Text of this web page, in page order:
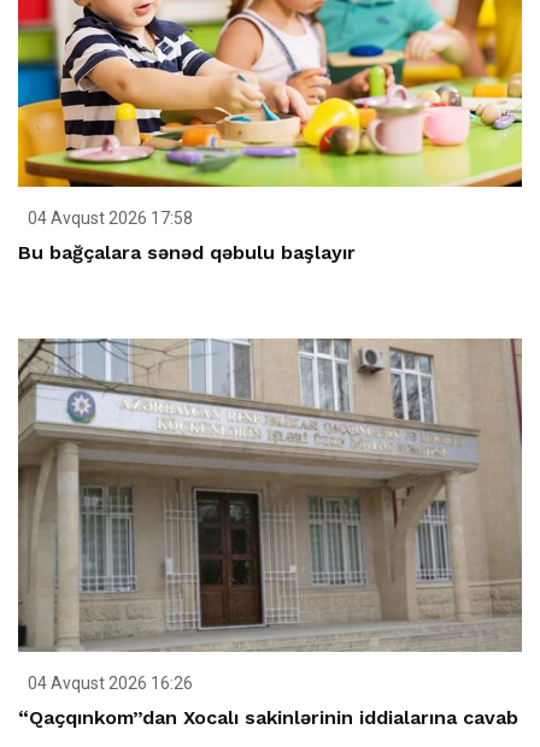
04 Avqust 2026 17:58
Bu bağçalara sənəd qəbulu başlayır
04 Avqust 2026 16:26
“Qaçqınkom”dan Xocalı sakinlərinin iddialarına cavab